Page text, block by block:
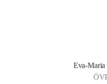
Eva-Maria